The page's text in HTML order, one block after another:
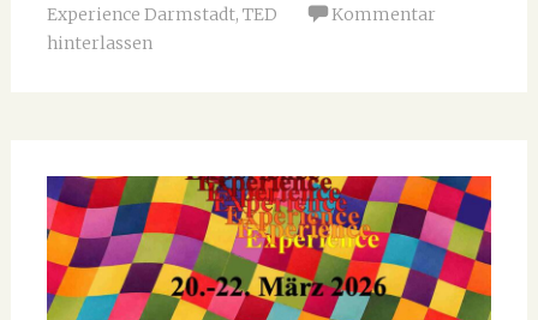
Experience Darmstadt, TED
Kommentar
hinterlassen